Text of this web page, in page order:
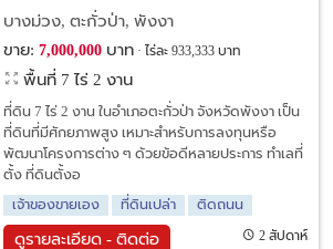
ราคา ไร่ละไม่ถึงล้านแล้ว ด่วน
บางม่วง, ตะกั่วป่า, พังงา
ขาย: 7,000,000บาท ไร่ละ 933,333 บาท
พื้นที่ 7 ไร่ 2 งาน
ที่ดิน 7 ไร่ 2 งาน ในอำเภอตะกั่วป่า จังหวัดพังงา เป็น
ที่ดินที่มีศักยภาพสูง เหมาะสำหรับการลงทุนหรือ
พัฒนาโครงการต่าง ๆ ด้วยข้อดีหลายประการ ทำเลที่
ตั้ง ที่ดินตั้งอ
เจ้าของขายเอง
ที่ดินเปล่า ติดถนน
ดูรายละเอียด - ติดต่อ 2 สัปดาห์